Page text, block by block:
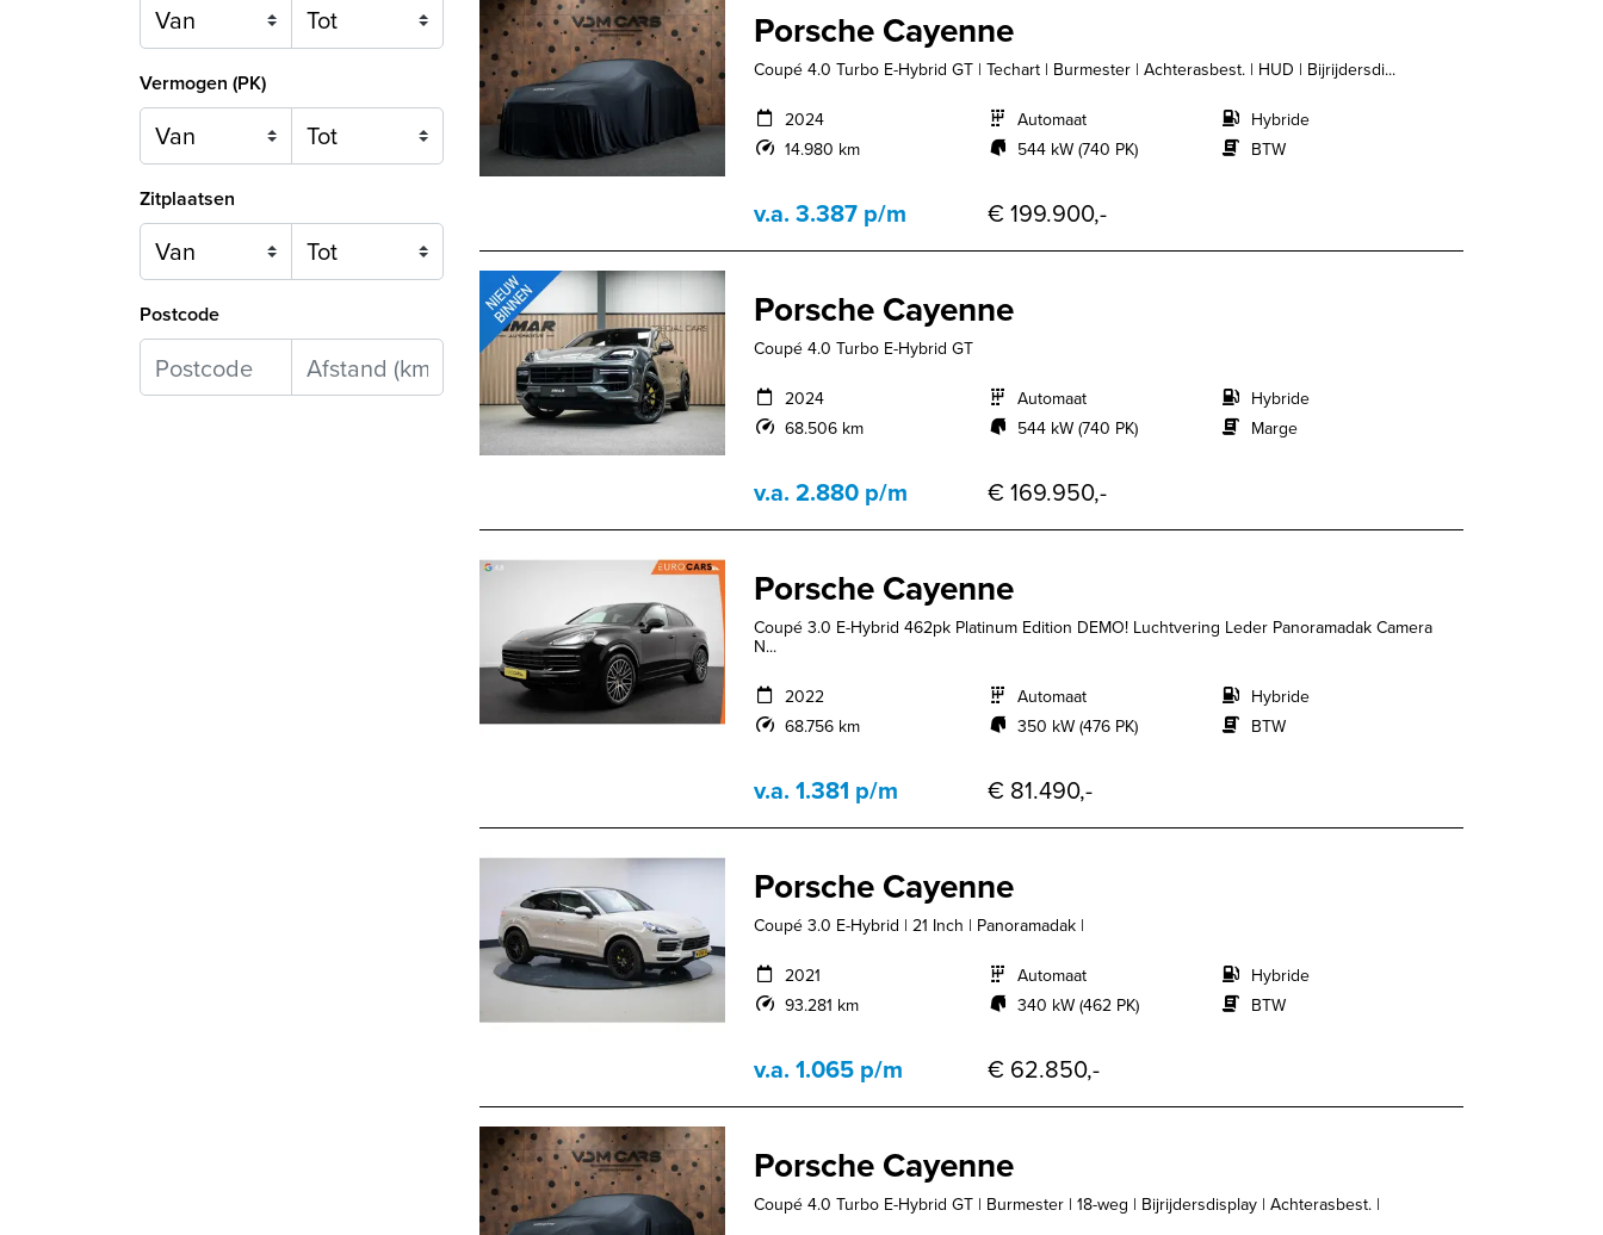
Vermogen (PK)
Zitplaatsen
Postcode
Porsche Cayenne
Coupé 4.0 Turbo E-Hybrid GT | Techart | Burmester | Achterasbest. | HUD | Bijrijdersdi...
2024
14.980 km
Automaat
544 kW (740 PK)
Hybride
BTW
v.a. 3.387 p/m € 199.900,-
Porsche Cayenne
Coupé 4.0 Turbo E-Hybrid GT
2024
68.506 km
Automaat
544 kW (740 PK)
Hybride
Marge
v.a. 2.880 p/m € 169.950,-
Porsche Cayenne
Coupé 3.0 E-Hybrid 462pk Platinum Edition DEMO! Luchtvering Leder Panoramadak Camera
N...
2022
68.756 km
Automaat
350 kW (476 PK)
Hybride
BTW
v.a. 1.381 p/m € 81.490,-
Porsche Cayenne
Coupé 3.0 E-Hybrid | 21 Inch | Panoramadak |
2021
93.281 km
Automaat
340 kW (462 PK)
Hybride
BTW
v.a. 1.065 p/m € 62.850,-
Porsche Cayenne
Coupé 4.0 Turbo E-Hybrid GT | Burmester | 18-weg | Bijrijdersdisplay | Achterasbest. |